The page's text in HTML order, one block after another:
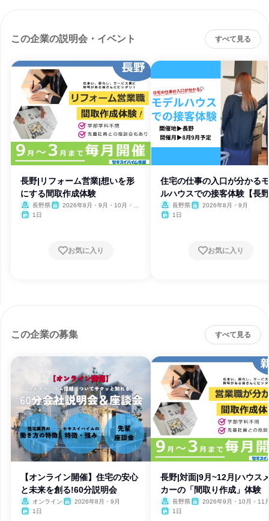
この企業の説明会・イベント すべて見る
長野|リフォーム営業|想いを形
にする間取作成体験
長野県
2026年8月・9月・10月・11
1日
お気に入り
住宅の仕事の入口が分かる
ルハウスでの接客体験【長
長野県
2026年8月・9月
1日
お気に入り
この企業の募集 すべて見る
【オンライン開催】住宅の安心
と未来を創る!60分説明会
オンライン
2026年8月・9月
1日
長野|対面|9月~12月|ハウス
カーの「間取り作成」体験
長野県
2026年9月・10月・11
1日